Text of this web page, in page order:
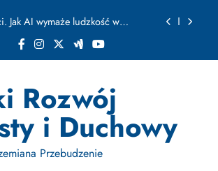
Powodzenia
Myślokształty dla
Codziennym Życiu
Jak AI wymaże ludzkość w
Powodzenia
Rozwój
i Duchowy
Przebudzenie